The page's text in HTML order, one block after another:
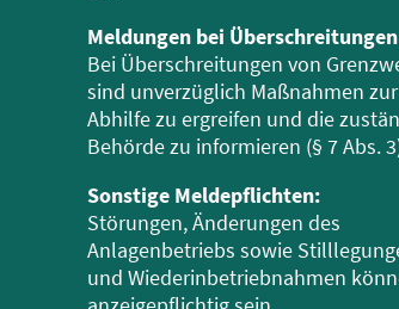
Meldungen bei
Bei Überschreitungen von
sind unverzüglich Maßnahmen zur
Abhilfe zu ergreifen und die
Behörde zu informieren (§ 7 Abs.
Sonstige Meldepflichten:
Störungen, Änderungen des
Anlagenbetriebs sowie
und Wiederinbetriebnahmen